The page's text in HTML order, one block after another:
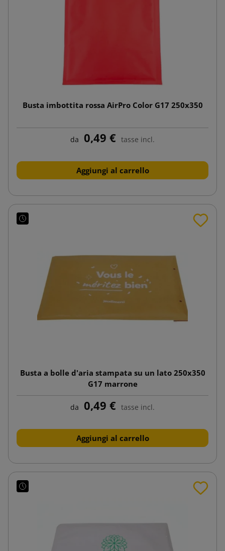
Busta imbottita rossa AirPro Color G17 250x350
da 0,49 € tasse incl.
Aggiungi al carrello
Busta a bolle d'aria stampata su un lato 250x350
G17 marrone
da 0,49 € tasse incl.
Aggiungi al carrello